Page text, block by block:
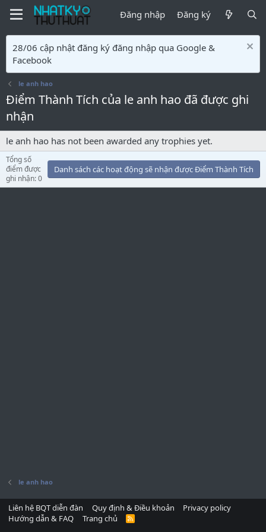
Đăng nhập Đăng ký
28/06 cập nhật đăng ký đăng nhập qua Google &
Facebook
le anh hao
Điểm Thành Tích của le anh hao đã được ghi
nhận
le anh hao has not been awarded any trophies yet.
Tổng số
điểm được
ghi nhận: 0
Danh sách các hoạt động sẽ nhận được Điểm Thành Tích
le anh hao
Liên hệ BQT diễn đàn Quy định & Điều khoản
Privacy policy
Hướng dẫn & FAQ
Trang chủ
R